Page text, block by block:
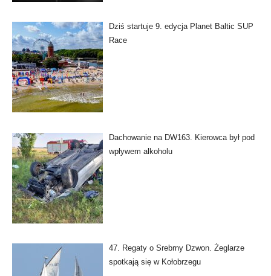
Dziś startuje 9. edycja Planet Baltic SUP
Race
Dachowanie na DW163. Kierowca był pod
wpływem alkoholu
47. Regaty o Srebrny Dzwon. Żeglarze
spotkają się w Kołobrzegu